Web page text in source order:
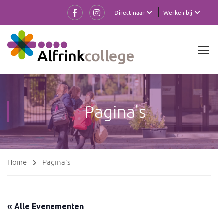
Werken bij
Direct naar
Pagina's
Home Pagina's
« Alle Evenementen